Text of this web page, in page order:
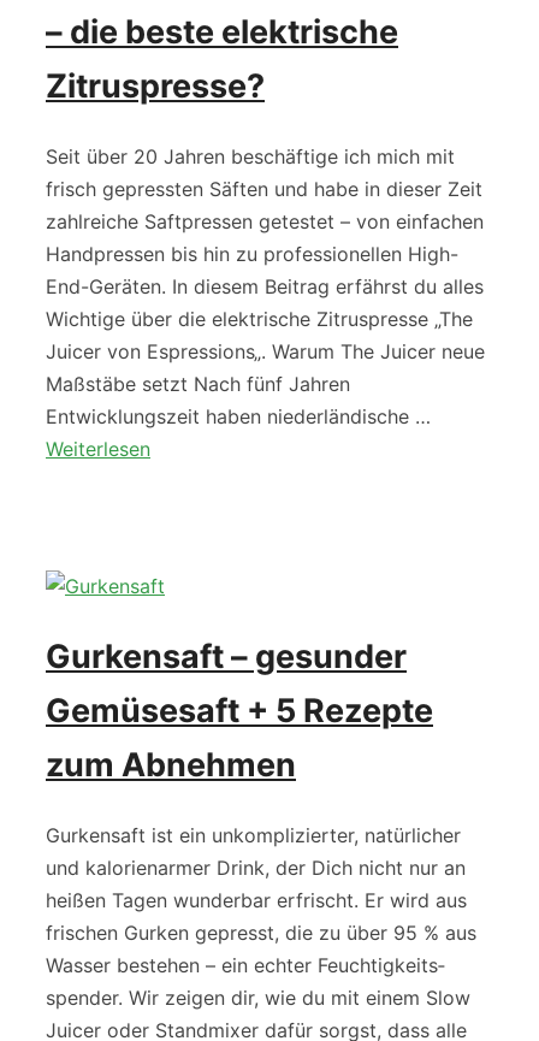
– die beste elektrische
Zitruspresse?
Seit über 20 Jahren beschäftige ich mich mit
frisch gepressten Säften und habe in dieser Zeit
zahlreiche Saftpressen getestet – von einfachen
Handpressen bis hin zu professionellen High-
End-Geräten. In diesem Beitrag erfährst du alles
Wichtige über die elektrische Zitruspresse „The
Juicer von Espressions„. Warum The Juicer neue
Maßstäbe setzt Nach fünf Jahren
Entwicklungszeit haben niederländische …
Weiterlesen
Gurkensaft – gesunder
Gemüsesaft + 5 Rezepte
zum Abnehmen
Gurkensaft ist ein unkomplizierter, natürlicher
und kalorienarmer Drink, der Dich nicht nur an
hei­ßen Tagen wunder­bar erfrischt. Er wird aus
frischen Gurken gepresst, die zu über 95 % aus
Wasser bestehen – ein echter Feu­cht­ig­keits­­
spender. Wir zeigen dir, wie du mit einem Slow
Juicer oder Standmixer dafür sorgst, dass alle